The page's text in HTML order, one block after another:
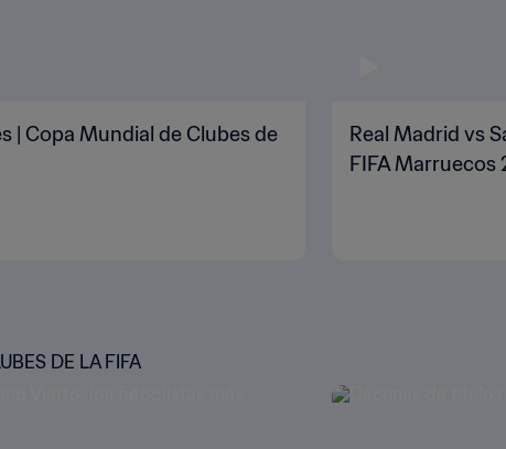
| Copa Mundial de Clubes de
Real Madrid vs
FIFA Marruecos
DE LA FIFA